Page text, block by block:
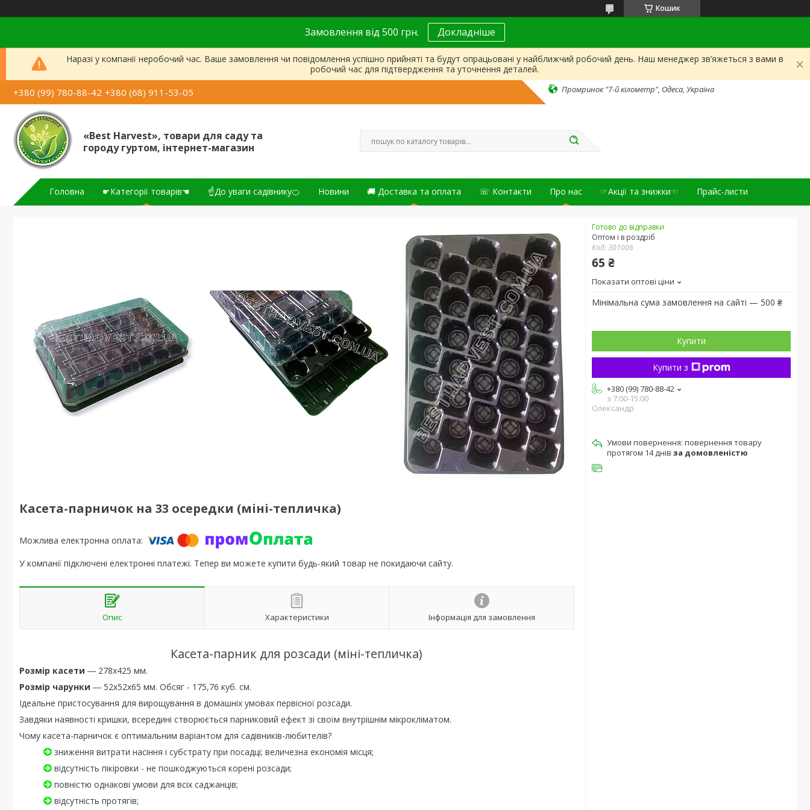
Кошик
Замовлення від 500 грн. Докладніше
Наразі у компанії неробочий час. Ваше замовлення чи повідомлення успішно прийняті та будут опрацьовані у найближчий робочий день. Наш менеджер зв’яжеться з вами в
робочий час для підтвердження та уточнення деталей.
+380 (99) 780-88-42 +380 (68) 911-53-05 Промринок "7-й кілометр", Одеса, Україна
«Best Harvest», товари для саду та
городу гуртом, інтернет-магазин
Головна ☛Категорії товарів☚ ☝До уваги садівнику🍊 Новини 🚚 Доставка та оплата ☏ Контакти Про нас ☞Акції та знижки☜ Прайс-листи
Касета-парничок на 33 осередки (міні-тепличка)
У компанії підключені електронні платежі. Тепер ви можете купити будь-який товар не покидаючи сайту.
Опис Характеристики Інформація для замовлення
Касета-парник для розсади (міні-тепличка)
Розмір касети ― 278х425 мм.
Розмір чарунки ― 52х52х65 мм. Обсяг - 175,76 куб. см.
Ідеальне пристосування для вирощування в домашніх умовах первісної розсади.
Завдяки наявності кришки, всередині створюється парниковий ефект зі своїм внутрішнім мікрокліматом.
Чому касета-парничок є оптимальним варіантом для садівників-любителів?
зниження витрати насіння і субстрату при посадці; величезна економія місця;
відсутність пікіровки - не пошкоджуються корені розсади;
повністю однакові умови для всіх саджанців;
відсутність протягів;
Готово до відправки
Оптом і в роздріб
Код:301006
65 ₴
Показати оптові ціни
Мінімальна сума замовлення на сайті — 500 ₴
Купити
Купити з
+380 (99) 780-88-42
з 7:00-15:00
Олександр
повернення товару
протягом 14 днів за домовленістю